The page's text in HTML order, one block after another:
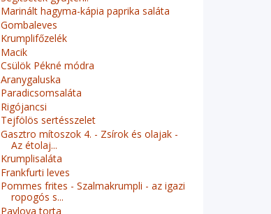
Marinált hagyma-kápia paprika saláta
Gombaleves
Krumplifőzelék
Macik
Csülök Pékné módra
Aranygaluska
Paradicsomsaláta
Rigójancsi
Tejfölös sertésszelet
Gasztro mítoszok 4. - Zsírok és olajak -
Az étolaj...
Krumplisaláta
Frankfurti leves
Pommes frites - Szalmakrumpli - az igazi
ropogós s...
Pavlova torta